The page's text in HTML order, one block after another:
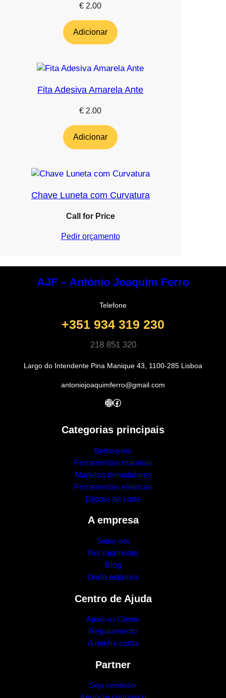
€ 2.00
Adicionar
Fita Adesiva Amarela Ante
€ 2.00
Adicionar
Chave Luneta com Curvatura
Call for Price
Pedir orçamento
AJF – António Joaquim Ferro
Telefone
+351 934 319 230
218 851 320
Largo do Intendente Pina Manique 43, 1100-285 Lisboa
antoniojoaquimferro@gmail.com
InstagramFacebook
Categorias principais
Berbequins
Ferramentas manuais
Martelos demolidores
Ferramentas elétricas
Discos de corte
A empresa
Sobre nós
Recrutamento
Blog
Onde estamos
Centro de Ajuda
Apoio ao Cliente
Regulamento
A minha conta
Partner
Seja vendedor